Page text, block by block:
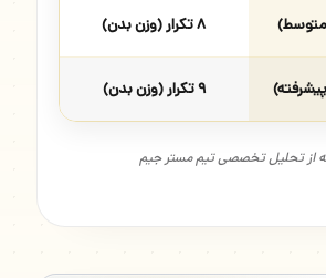
۸ تکرار (وزن بدن)
۹ تکرار (وزن بدن)
از تحلیل تخصصی تیم مستر جیم